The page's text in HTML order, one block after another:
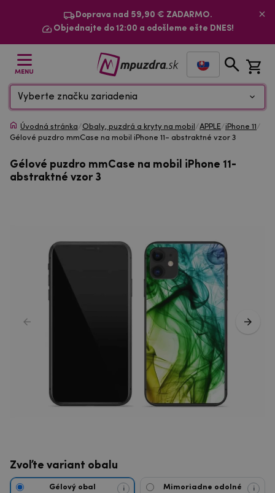
Doprava nad 59,90 € ZADARMO.
Objednajte do 12:00 a odošleme ešte DNES!
MENU
Vyberte značku zariadenia
Úvodná stránka/Obaly, puzdrá a kryty na mobil /APPLE/iPhone 11/
Gélové puzdro mmCase na mobil iPhone 11- abstraktné vzor 3
Gélové puzdro mmCase na mobil iPhone 11-
abstraktné vzor 3
Zvoľte variant obalu
Gélový obal i Mimoriadne odolné i